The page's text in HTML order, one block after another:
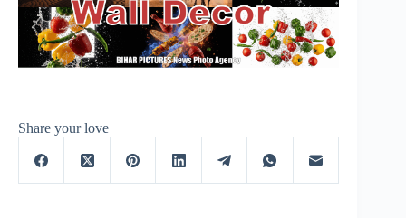
Share your love